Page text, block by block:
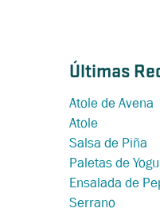
Últimas
Atole de Avena
Atole
Salsa de Piña
Paletas de
Ensalada de
Serrano